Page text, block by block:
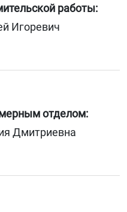
работы:
Игоревич
отделом:
Дмитриевна